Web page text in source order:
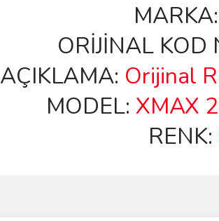
MARKA:
ORİJİNAL KOD
AÇIKLAMA: Orijinal
MODEL: XMAX
RENK: